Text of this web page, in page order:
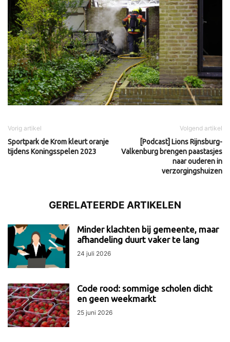
Vorig artikel
Sportpark de Krom kleurt oranje
tijdens Koningsspelen 2023
Volgend artikel
[Podcast] Lions Rijnsburg-
Valkenburg brengen paastasjes
naar ouderen in
verzorgingshuizen
GERELATEERDE ARTIKELEN
Minder klachten bij gemeente, maar
afhandeling duurt vaker te lang
24 juli 2026
Code rood: sommige scholen dicht
en geen weekmarkt
25 juni 2026